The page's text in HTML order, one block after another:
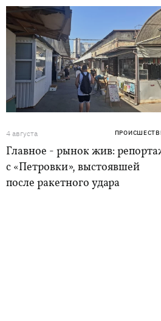
4 августа
Главное - рынок жив:
с «Петровки», выстоявшей
после ракетного удара